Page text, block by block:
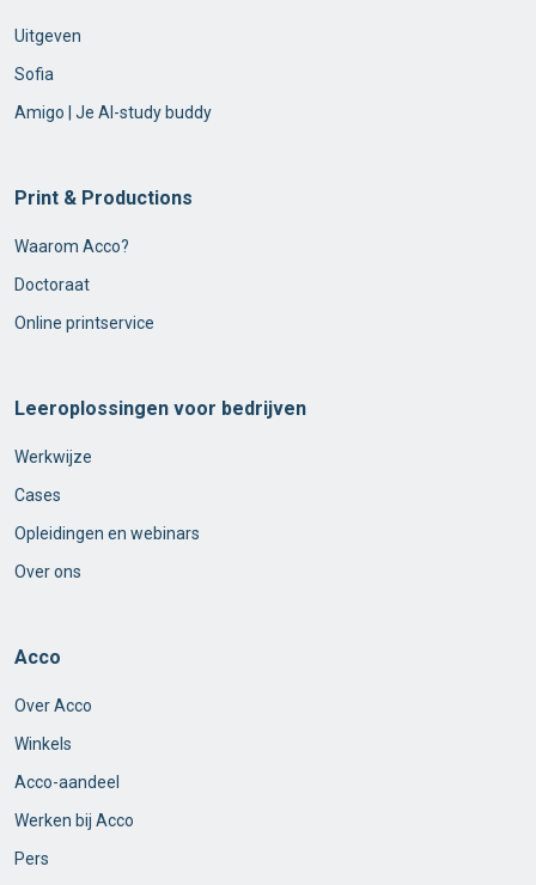
Uitgeven
Sofia
Amigo | Je AI-study buddy
Print & Productions
Waarom Acco?
Doctoraat
Online printservice
Leeroplossingen voor bedrijven
Werkwijze
Cases
Opleidingen en webinars
Over ons
Acco
Over Acco
Winkels
Acco-aandeel
Werken bij Acco
Pers